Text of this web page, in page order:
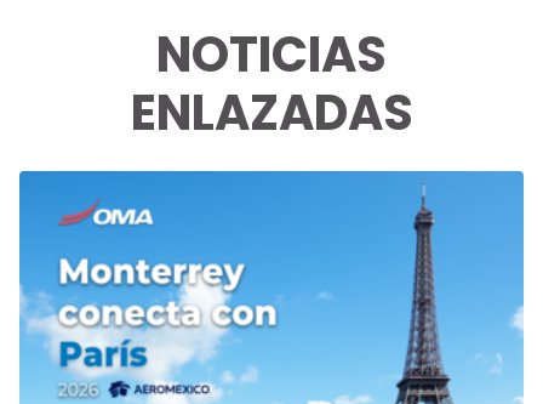
NOTICIAS
ENLAZADAS